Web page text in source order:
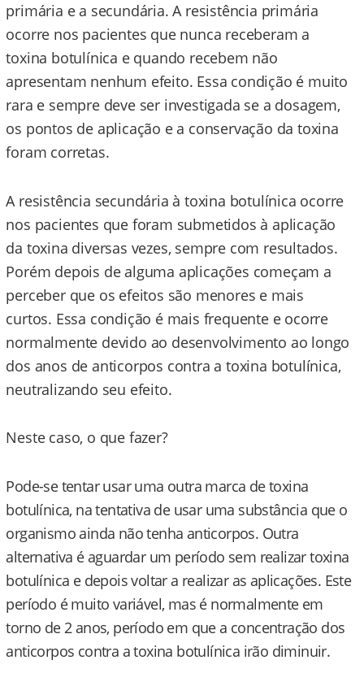
primária e a secundária. A resistência primária
ocorre nos pacientes que nunca receberam a
toxina botulínica e quando recebem não
apresentam nenhum efeito. Essa condição é muito
rara e sempre deve ser investigada se a dosagem,
os pontos de aplicação e a conservação da toxina
foram corretas.
A resistência secundária à toxina botulínica ocorre
nos pacientes que foram submetidos à aplicação
da toxina diversas vezes, sempre com resultados.
Porém depois de alguma aplicações começam a
perceber que os efeitos são menores e mais
curtos. Essa condição é mais frequente e ocorre
normalmente devido ao desenvolvimento ao longo
dos anos de anticorpos contra a toxina botulínica,
neutralizando seu efeito.
Neste caso, o que fazer?
Pode-se tentar usar uma outra marca de toxina
botulínica, na tentativa de usar uma substância que o
organismo ainda não tenha anticorpos. Outra
alternativa é aguardar um período sem realizar toxina
botulínica e depois voltar a realizar as aplicações. Este
período é muito variável, mas é normalmente em
torno de 2 anos, período em que a concentração dos
anticorpos contra a toxina botulínica irão diminuir.